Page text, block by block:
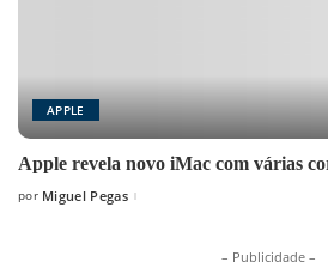
APPLE
Apple revela novo iMac com várias
Posted
por Miguel Pegas
– Publicidade –